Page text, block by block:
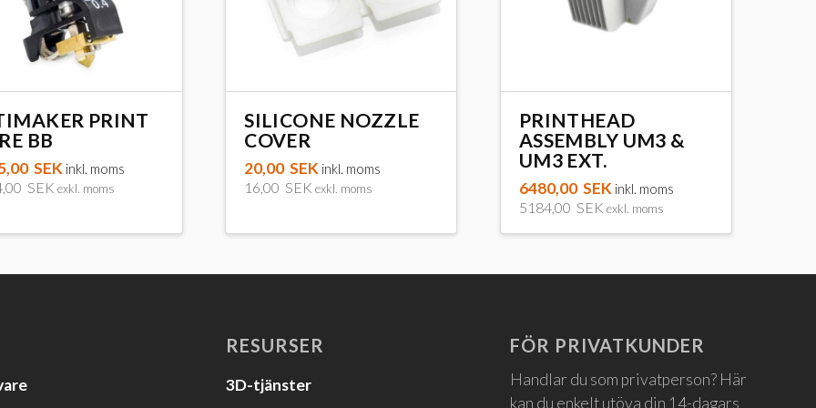
PRINT
BB
SEK inkl. moms
SEK exkl. moms
SILICONE NOZZLE
COVER
20,00 SEK inkl. moms
16,00 SEK exkl. moms
PRINTHEAD
ASSEMBLY UM3 &
UM3 EXT.
6480,00 SEK inkl. moms
5184,00 SEK exkl. moms
RESURSER
3D-tjänster
FÖR PRIVATKUNDER
Handlar du som privatperson? Här
kan du enkelt utöva din 14-dagars